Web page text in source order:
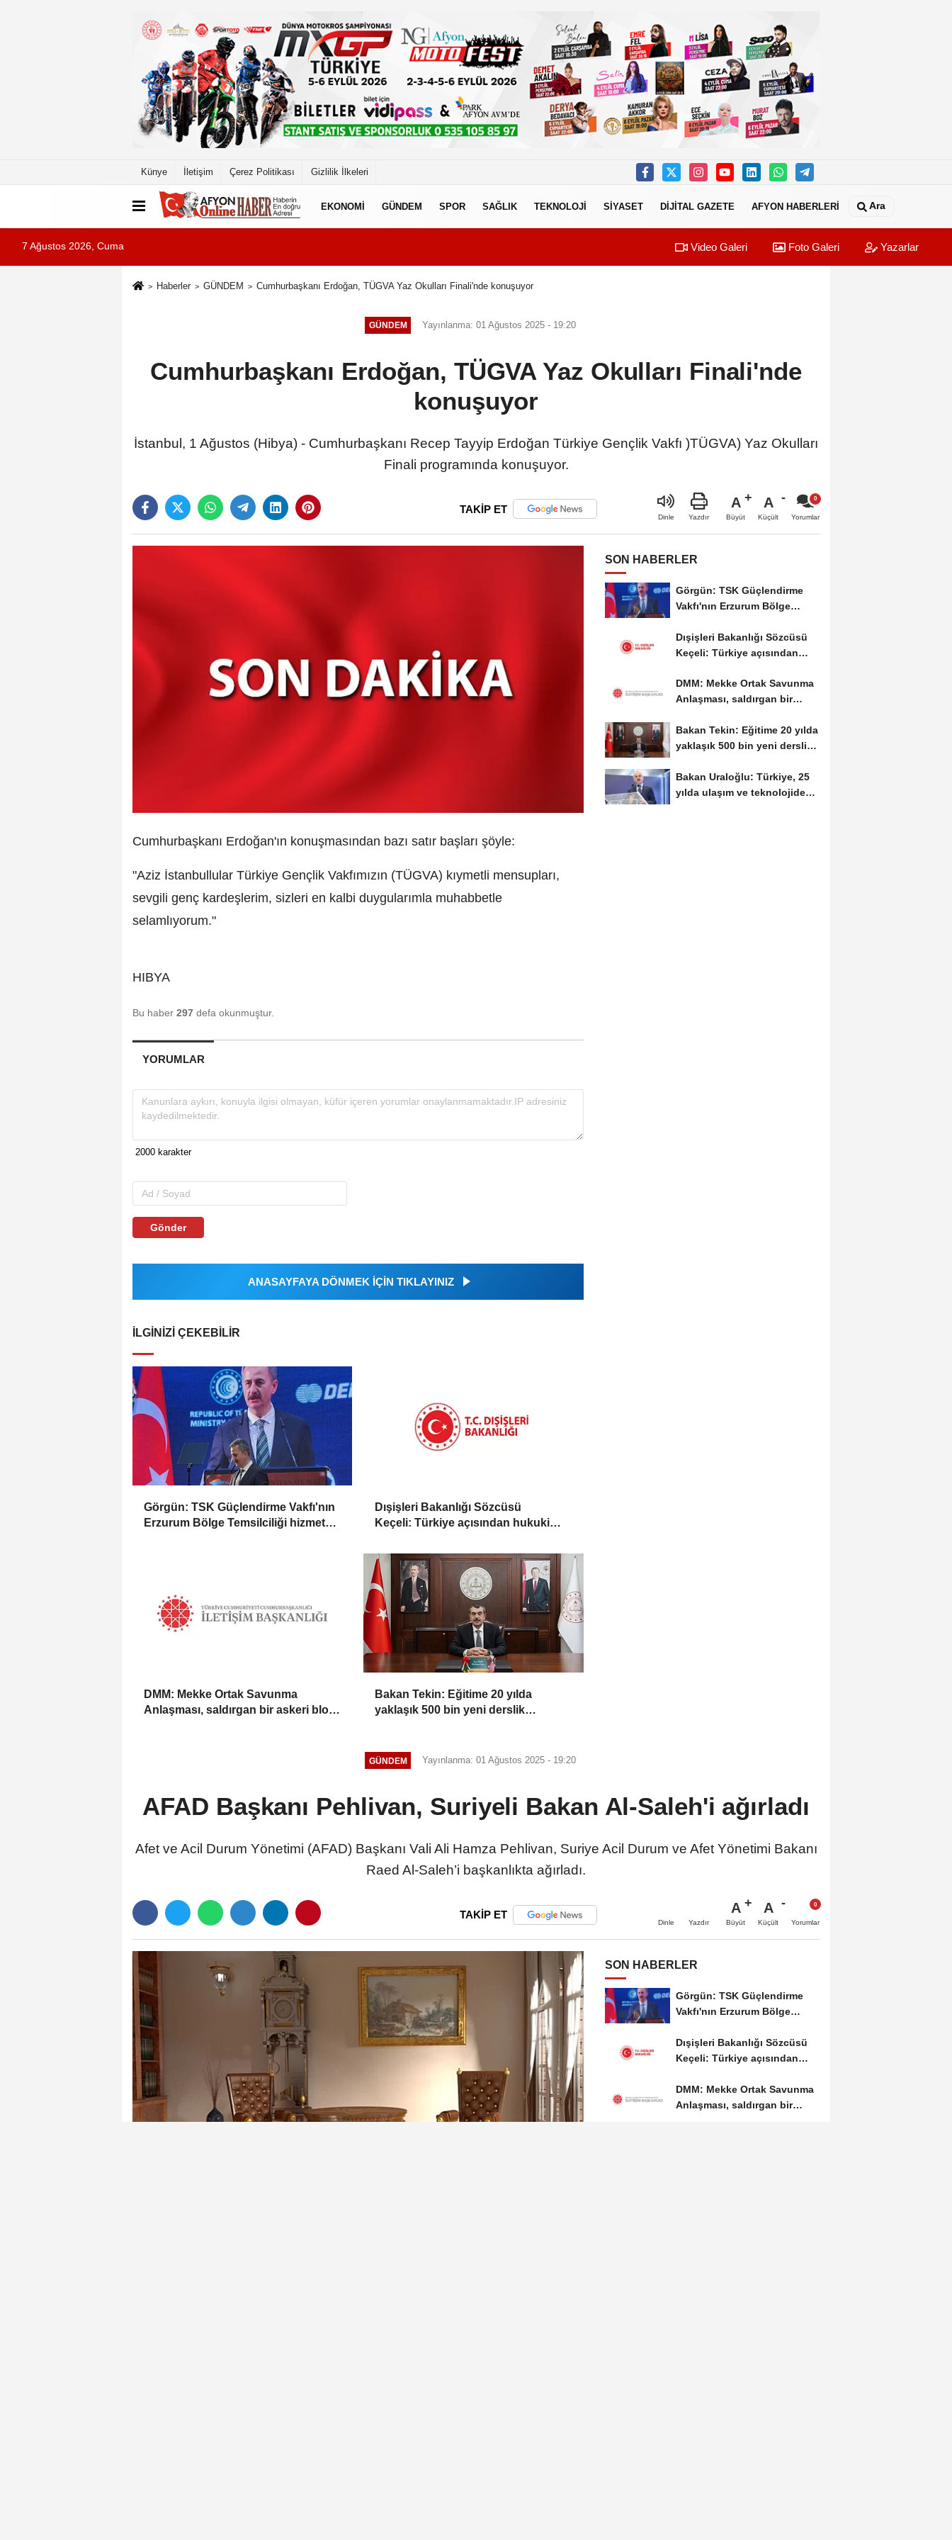
Künye İletişim Çerez Politikası Gizlilik İlkeleri
EKONOMİ GÜNDEM SPOR SAĞLIK TEKNOLOJİ SİYASET DİJİTAL GAZETE AFYON HABERLERİ Ara
7 Ağustos 2026, Cuma Video Galeri Foto Galeri Yazarlar
Haberler GÜNDEM Cumhurbaşkanı Erdoğan, TÜGVA Yaz Okulları Finali'nde konuşuyor
GÜNDEM Yayınlanma: 01 Ağustos 2025 - 19:20
Cumhurbaşkanı Erdoğan, TÜGVA Yaz Okulları Finali'nde
konuşuyor
İstanbul, 1 Ağustos (Hibya) - Cumhurbaşkanı Recep Tayyip Erdoğan Türkiye Gençlik Vakfı )TÜGVA) Yaz Okulları
Finali programında konuşuyor.
TAKİP ET
Dinle Yazdır
A
Büyüt
A
Küçült Yorumlar
Cumhurbaşkanı Erdoğan'ın konuşmasından bazı satır başları şöyle:
"Aziz İstanbullular Türkiye Gençlik Vakfımızın (TÜGVA) kıymetli mensupları,
sevgili genç kardeşlerim, sizleri en kalbi duygularımla muhabbetle
selamlıyorum."
HIBYA
Bu haber 297 defa okunmuştur.
YORUMLAR
Gönder
ANASAYFAYA DÖNMEK İÇİN TIKLAYINIZ
İLGINIZI ÇEKEBILIR
Görgün: TSK Güçlendirme Vakfı'nın
Erzurum Bölge Temsilciliği hizmete
Dışişleri Bakanlığı Sözcüsü
Keçeli: Türkiye açısından hukuki
DMM: Mekke Ortak Savunma
Anlaşması, saldırgan bir askeri blok
Bakan Tekin: Eğitime 20 yılda
yaklaşık 500 bin yeni derslik
SON HABERLER
Görgün: TSK Güçlendirme
Vakfı'nın Erzurum Bölge
Dışişleri Bakanlığı Sözcüsü
Keçeli: Türkiye açısından
DMM: Mekke Ortak Savunma
Anlaşması, saldırgan bir
Bakan Tekin: Eğitime 20 yılda
yaklaşık 500 bin yeni derslik
Bakan Uraloğlu: Türkiye, 25
yılda ulaşım ve teknolojide
GÜNDEM Yayınlanma: 01 Ağustos 2025 - 19:20
AFAD Başkanı Pehlivan, Suriyeli Bakan Al-Saleh'i ağırladı
Afet ve Acil Durum Yönetimi (AFAD) Başkanı Vali Ali Hamza Pehlivan, Suriye Acil Durum ve Afet Yönetimi Bakanı
Raed Al-Saleh’i başkanlıkta ağırladı.
TAKİP ET
Dinle Yazdır
A
Büyüt
A
Küçült Yorumlar
SON HABERLER
Görgün: TSK Güçlendirme
Vakfı'nın Erzurum Bölge
Dışişleri Bakanlığı Sözcüsü
Keçeli: Türkiye açısından
DMM: Mekke Ortak Savunma
Anlaşması, saldırgan bir